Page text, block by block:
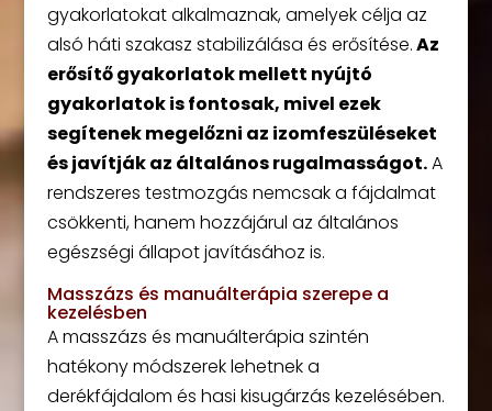
gyakorlatokat alkalmaznak, amelyek célja az
alsó háti szakasz stabilizálása és erősítése.Az
erősítő gyakorlatok mellett nyújtó
gyakorlatok is fontosak, mivel ezek
segítenek megelőzni az izomfeszüléseket
és javítják az általános rugalmasságot.A
rendszeres testmozgás nemcsak a fájdalmat
csökkenti, hanem hozzájárul az általános
egészségi állapot javításához is.
Masszázs és manuálterápia szerepe a
kezelésben
A masszázs és manuálterápia szintén
hatékony módszerek lehetnek a
derékfájdalom és hasi kisugárzás kezelésében.